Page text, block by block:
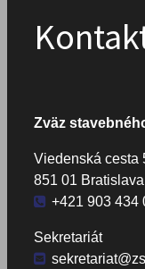
Zväz
Viedenská cesta
851 01 Bratislava
+421 903 434
Sekretariát